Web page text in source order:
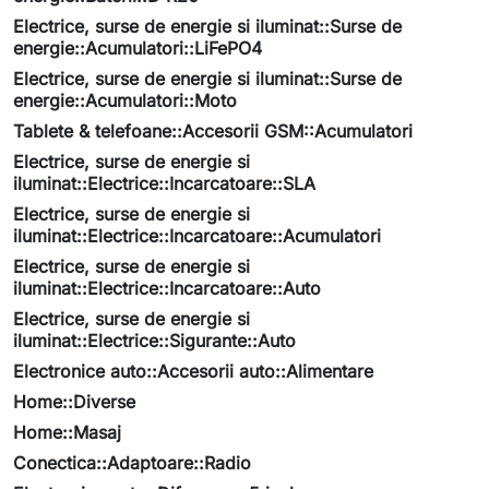
Electrice, surse de energie si iluminat::Surse de
energie::Acumulatori::LiFePO4
Electrice, surse de energie si iluminat::Surse de
energie::Acumulatori::Moto
Tablete & telefoane::Accesorii GSM::Acumulatori
Electrice, surse de energie si
iluminat::Electrice::Incarcatoare::SLA
Electrice, surse de energie si
iluminat::Electrice::Incarcatoare::Acumulatori
Electrice, surse de energie si
iluminat::Electrice::Incarcatoare::Auto
Electrice, surse de energie si
iluminat::Electrice::Sigurante::Auto
Electronice auto::Accesorii auto::Alimentare
Home::Diverse
Home::Masaj
Conectica::Adaptoare::Radio